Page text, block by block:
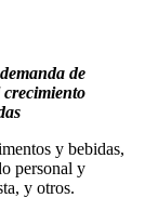
de
y bebidas,
personal y
y otros.